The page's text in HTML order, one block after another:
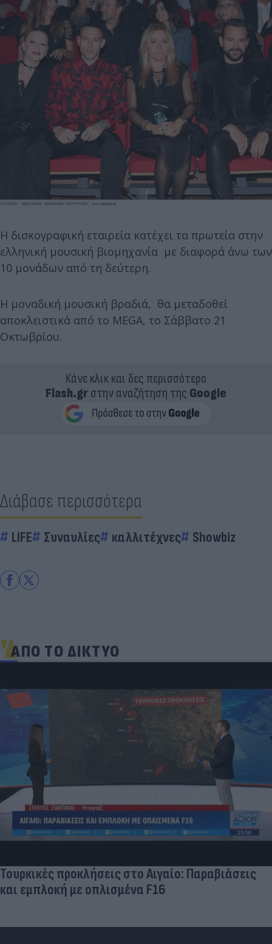
Η δισκογραφική εταιρεία κατέχει τα πρωτεία στην
ελληνική μουσική βιομηχανία με διαφορά άνω των
10 μονάδων από τη δεύτερη.
Η μοναδική μουσική βραδιά, θα μεταδοθεί
αποκλειστικά από το MEGA, το Σάββατο 21
Οκτωβρίου.
Κάνε κλικ και δες περισσότερο
Flash.grστην αναζήτηση της Google
Διάβασε περισσότερα
LIFE Συναυλίες καλλιτέχνες Showbiz
ΑΠΟ ΤΟ ΔΙΚΤΥΟ
Τουρκικές προκλήσεις στο Αιγαίο: Παραβιάσεις
και εμπλοκή με οπλισμένα F16